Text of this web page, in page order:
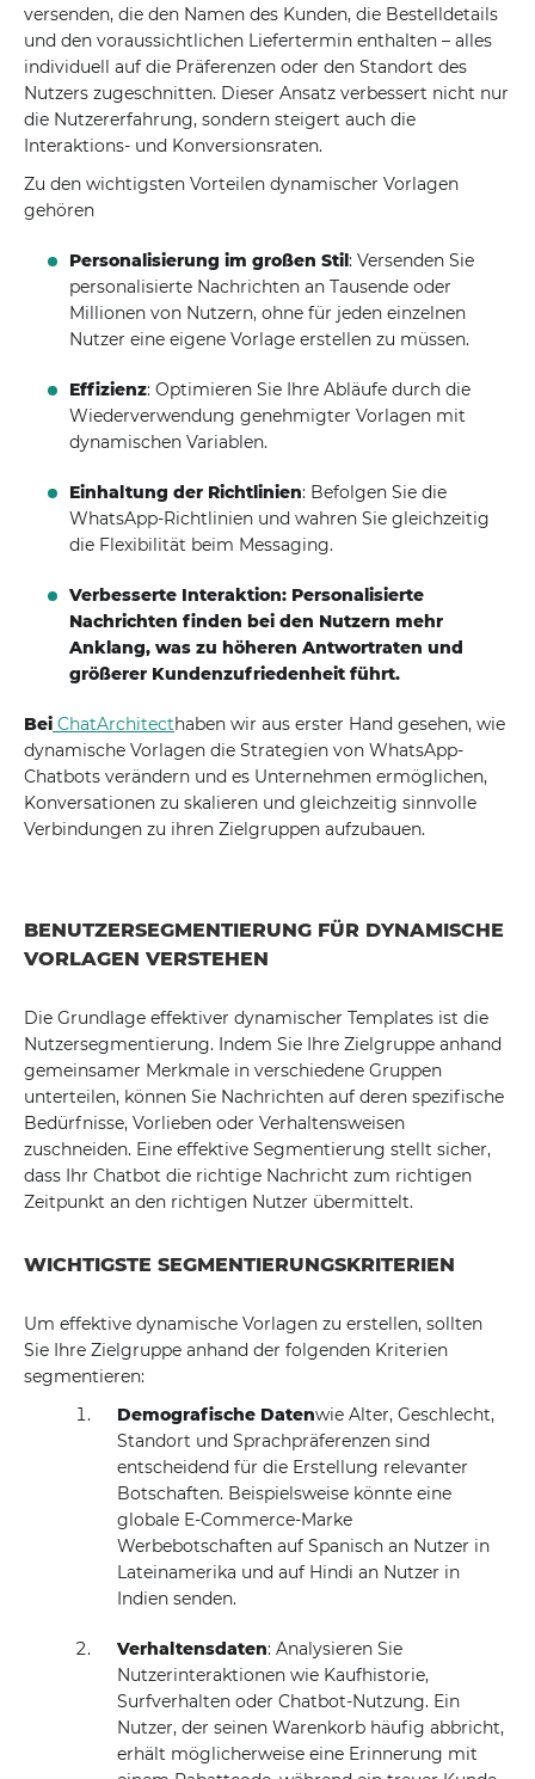
versenden, die den Namen des Kunden, die Bestelldetails
und den voraussichtlichen Liefertermin enthalten – alles
individuell auf die Präferenzen oder den Standort des
Nutzers zugeschnitten. Dieser Ansatz verbessert nicht nur
die Nutzererfahrung, sondern steigert auch die
Interaktions- und Konversionsraten.
Zu den wichtigsten Vorteilen dynamischer Vorlagen
gehören
Personalisierung im großen Stil: Versenden Sie
personalisierte Nachrichten an Tausende oder
Millionen von Nutzern, ohne für jeden einzelnen
Nutzer eine eigene Vorlage erstellen zu müssen.
Effizienz: Optimieren Sie Ihre Abläufe durch die
Wiederverwendung genehmigter Vorlagen mit
dynamischen Variablen.
Einhaltung der Richtlinien: Befolgen Sie die
WhatsApp-Richtlinien und wahren Sie gleichzeitig
die Flexibilität beim Messaging.
Verbesserte Interaktion: Personalisierte
Nachrichten finden bei den Nutzern mehr
Anklang, was zu höheren Antwortraten und
größerer Kundenzufriedenheit führt.
Bei ChatArchitecthaben wir aus erster Hand gesehen, wie
dynamische Vorlagen die Strategien von WhatsApp-
Chatbots verändern und es Unternehmen ermöglichen,
Konversationen zu skalieren und gleichzeitig sinnvolle
Verbindungen zu ihren Zielgruppen aufzubauen.
BENUTZERSEGMENTIERUNG FÜR DYNAMISCHE
VORLAGEN VERSTEHEN
Die Grundlage effektiver dynamischer Templates ist die
Nutzersegmentierung. Indem Sie Ihre Zielgruppe anhand
gemeinsamer Merkmale in verschiedene Gruppen
unterteilen, können Sie Nachrichten auf deren spezifische
Bedürfnisse, Vorlieben oder Verhaltensweisen
zuschneiden. Eine effektive Segmentierung stellt sicher,
dass Ihr Chatbot die richtige Nachricht zum richtigen
Zeitpunkt an den richtigen Nutzer übermittelt.
WICHTIGSTE SEGMENTIERUNGSKRITERIEN
Um effektive dynamische Vorlagen zu erstellen, sollten
Sie Ihre Zielgruppe anhand der folgenden Kriterien
segmentieren:
Demografische Datenwie Alter, Geschlecht,
Standort und Sprachpräferenzen sind
entscheidend für die Erstellung relevanter
Botschaften. Beispielsweise könnte eine
globale E-Commerce-Marke
Werbebotschaften auf Spanisch an Nutzer in
Lateinamerika und auf Hindi an Nutzer in
Indien senden.
Verhaltensdaten: Analysieren Sie
Nutzerinteraktionen wie Kaufhistorie,
Surfverhalten oder Chatbot-Nutzung. Ein
Nutzer, der seinen Warenkorb häufig abbricht,
erhält möglicherweise eine Erinnerung mit